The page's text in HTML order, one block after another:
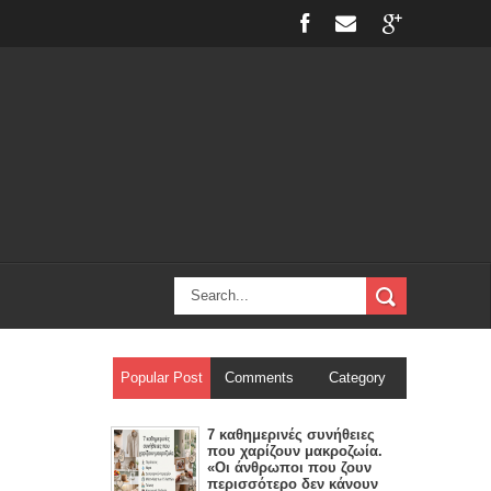
Popular Post Comments Category
7 καθημερινές συνήθειες
που χαρίζουν μακροζωία.
«Οι άνθρωποι που ζουν
περισσότερο δεν κάνουν